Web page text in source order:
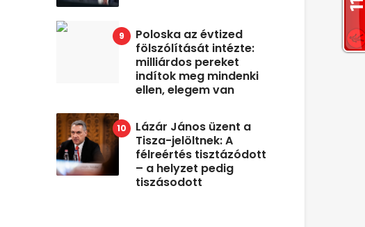
Poloska az évtized
fölszólítását intézte:
milliárdos pereket
indítok meg mindenki
ellen, elegem van
Lázár János üzent a
Tisza-jelöltnek: A
félreértés tisztázódott
– a helyzet pedig
tiszásodott